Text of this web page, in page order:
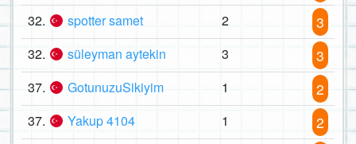
32. spotter samet 2 3
32. süleyman aytekin 3 3
37. GotunuzuSikiyim 1 2
37. Yakup 4104 1 2